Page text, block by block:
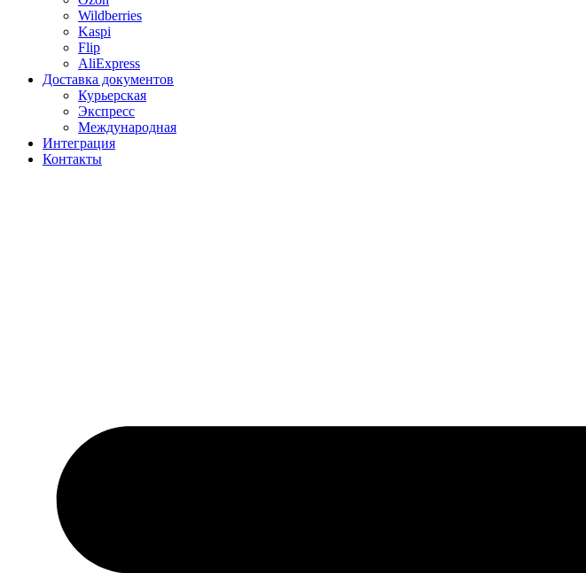
Wildberries
Kaspi
Flip
AliExpress
Доставка документов
Курьерская
Экспресс
Международная
Интеграция
Контакты